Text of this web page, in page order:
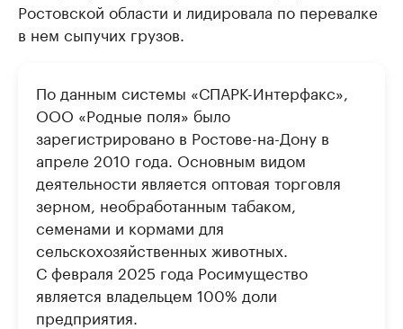
Ростовской области и лидировала по перевалке
в нем сыпучих грузов.
По данным системы «СПАРК-Интерфакс»,
ООО «Родные поля» было
зарегистрировано в Ростове-на-Дону в
апреле 2010 года. Основным видом
деятельности является оптовая торговля
зерном, необработанным табаком,
семенами и кормами для
сельскохозяйственных животных.
С февраля 2025 года Росимущество
является владельцем 100% доли
предприятия.